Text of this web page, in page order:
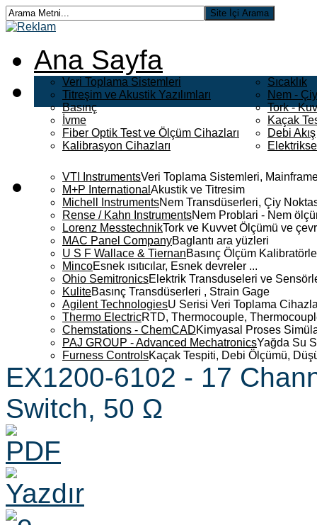
Ana Sayfa
Veri Toplama Sistemleri
Titreşim ve Akustik Yazılımları
Basınç
İvme
Fiber Optik Test ve Ölçüm Cihazları
Kalibrasyon Cihazları
Sıcaklık
Nem -
Tork -
Kaçak
Debi Akış
VTI InstrumentsVeri Toplama Sistemleri,
M+P International Akustik ve Titresim
Michell InstrumentsNem Transdüserleri, Çiy
Rense / Kahn InstrumentsNem Problari - Nem
Lorenz MesstechnikTork ve Kuvvet Ölçümü ve
MAC Panel CompanyBaglantı ara yüzleri
U S F Wallace & TiernanBasınç Ölçüm
MincoEsnek ısıtıcılar, Esnek devreler ...
Ohio SemitronicsElektrik Transduseleri ve
KuliteBasınç Transdüserleri , Strain Gage
Agilent TechnologiesU Serisi Veri Toplama
Thermo ElectricRTD, Thermocouple,
Chemstations - ChemCADKimyasal Proses
PAJ GROUP - Advanced MechatronicsYağda Su
Furness ControlsKaçak Tespiti, Debi Ölçümü,
EX1200-6102 - 17
Switch, 50 Ω